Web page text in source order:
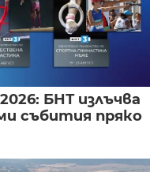
БНТ излъчва
събития пряко